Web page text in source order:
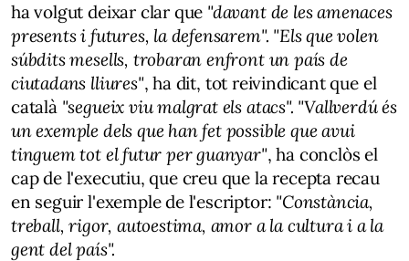
ha volgut deixar clar que "davant de les amenaces
presents i futures, la defensarem". "Els que volen
súbdits mesells, trobaran enfront un país de
ciutadans lliures", ha dit, tot reivindicant que el
català "segueix viu malgrat els atacs". "Vallverdú és
un exemple dels que han fet possible que avui
tinguem tot el futur per guanyar", ha conclòs el
cap de l'executiu, que creu que la recepta recau
en seguir l'exemple de l'escriptor: "Constància,
treball, rigor, autoestima, amor a la cultura i a la
gent del país".